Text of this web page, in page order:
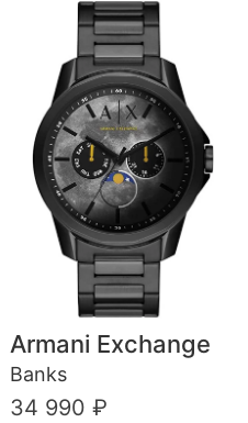
Armani Exchange
Banks
34 990 ₽